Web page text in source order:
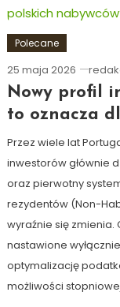
Polecane
25 maja 2026
Nowy profil
to oznacza
Przez wiele lat
inwestorów głównie
oraz pierwotny
rezydentów (Non-
wyraźnie się
nastawione
optymalizację
możliwości